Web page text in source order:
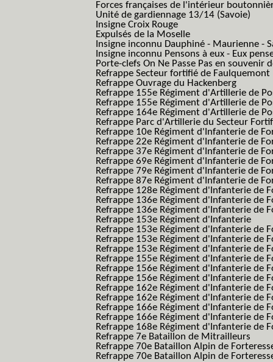
Forces françaises de l'intérieur
Unité de gardiennage 13/14 (Savoie)
Insigne Croix Rouge
Expulsés de la Moselle
Insigne inconnu Dauphiné - Maurienne -
Insigne inconnu Pensons à eux - Eux
Porte-clefs On Ne Passe Pas en souvenir
Refrappe Secteur fortifié de Faulquemont
Refrappe Ouvrage du Hackenberg
Refrappe 155e Régiment d'Artillerie de
Refrappe 155e Régiment d'Artillerie de
Refrappe 164e Régiment d'Artillerie de
Refrappe Parc d'Artillerie du Secteur
Refrappe 10e Régiment d'Infanterie de
Refrappe 22e Régiment d'Infanterie de
Refrappe 37e Régiment d'Infanterie de
Refrappe 69e Régiment d'Infanterie de
Refrappe 79e Régiment d'Infanterie de
Refrappe 87e Régiment d'Infanterie de
Refrappe 128e Régiment d'Infanterie de
Refrappe 136e Régiment d'Infanterie de
Refrappe 136e Régiment d'Infanterie de
Refrappe 153e Régiment d'Infanterie
Refrappe 153e Régiment d'Infanterie de
Refrappe 153e Régiment d'Infanterie de
Refrappe 153e Régiment d'Infanterie de
Refrappe 155e Régiment d'Infanterie de
Refrappe 156e Régiment d'Infanterie de
Refrappe 156e Régiment d'Infanterie de
Refrappe 162e Régiment d'Infanterie de
Refrappe 162e Régiment d'Infanterie de
Refrappe 166e Régiment d'Infanterie de
Refrappe 166e Régiment d'Infanterie de
Refrappe 168e Régiment d'Infanterie de
Refrappe 7e Bataillon de Mitrailleurs
Refrappe 70e Bataillon Alpin de
Refrappe 70e Bataillon Alpin de